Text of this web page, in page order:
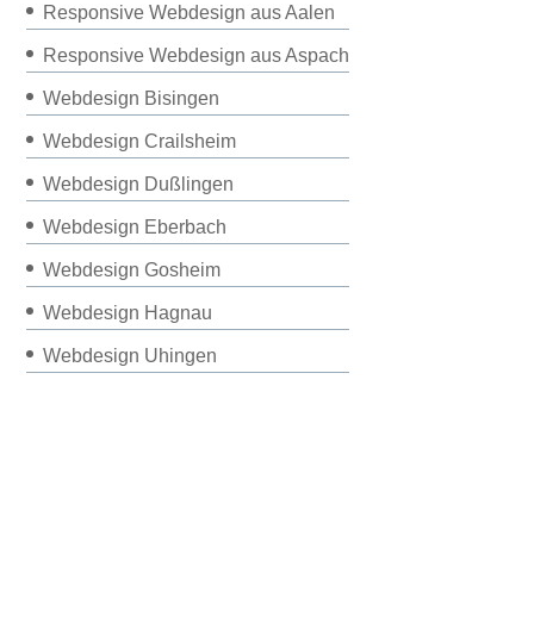
Responsive Webdesign aus Aalen
Responsive Webdesign aus Aspach
Webdesign Bisingen
Webdesign Crailsheim
Webdesign Dußlingen
Webdesign Eberbach
Webdesign Gosheim
Webdesign Hagnau
Webdesign Uhingen